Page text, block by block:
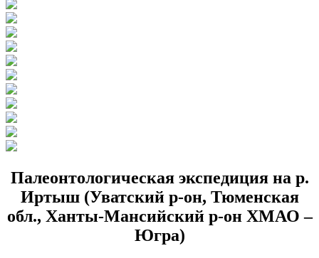
Палеонтологическая экспедиция на р.
Иртыш (Уватский р-он, Тюменская
обл., Ханты-Мансийский р-он ХМАО –
Югра)